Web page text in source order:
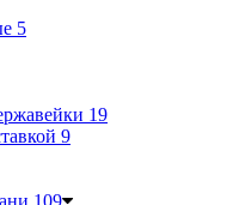
5
19
9
109